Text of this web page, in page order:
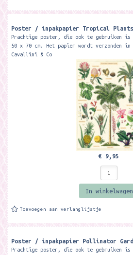
Poster / inpakpapier Tropical
Prachtige poster, die ook te gebruiken is
50 x 70 cm. Het papier wordt verzonden in
Cavallini & Co
€ 9,95
In winkelwagen
Toevoegen aan verlanglijstje
Poster / inpakpapier Pollinator
Prachtige poster, die ook te gebruiken is